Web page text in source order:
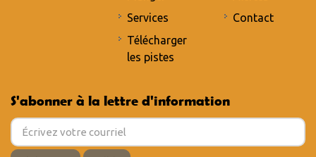
Services
Télécharger
les pistes
Contact
S'abonner à la lettre d'information